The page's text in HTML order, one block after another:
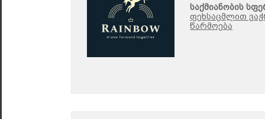
საქმიანობის
ფეხსაცმლით
წარმოება